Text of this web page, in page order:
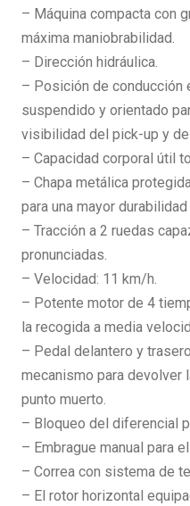
– Máquina compacta con
máxima maniobrabilidad.
– Dirección hidráulica.
– Posición de conducción
suspendido y orientado
visibilidad del pick-up y de
– Capacidad corporal útil
– Chapa metálica
para una mayor
– Tracción a 2 ruedas
pronunciadas.
– Velocidad: 11 km/h.
– Potente motor de 4
la recogida a media
– Pedal delantero y
mecanismo para devolver
punto muerto.
– Bloqueo del diferencial
– Embrague manual para
– Correa con sistema de
– El rotor horizontal